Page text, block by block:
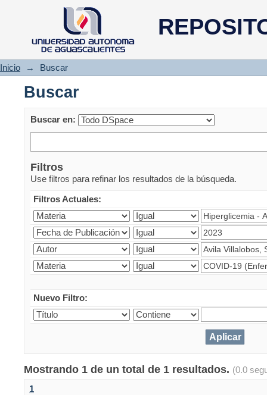
Buscar
Inicio → Buscar
Buscar
Buscar en:
Filtros
Use filtros para refinar los resultados de la búsqueda.
Filtros Actuales:
Nuevo Filtro:
Mostrando 1 de un total de 1 resultados. (0.0
1